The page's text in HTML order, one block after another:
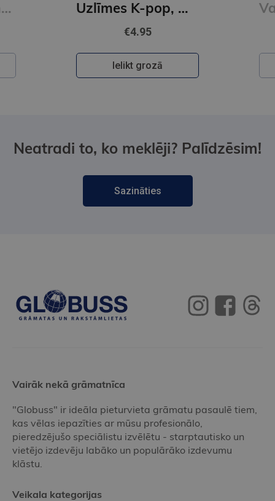
Uzlīmes K-pop, Multipack
€18.60
Pieslēdzies
Neatradi to, ko meklēji? Palīdzēsim!
Sazināties
Vairāk nekā grāmatnīca
"Globuss" ir ideāla pieturvieta grāmatu pasaulē tiem,
kas vēlas iepazīties ar mūsu profesionālo,
pieredzējušo speciālistu izvēlētu - starptautisko un
vietējo izdevēju labāko un populārāko izdevumu
klāstu.
Veikala kategorijas